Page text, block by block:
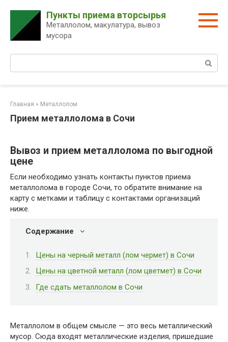
контенту
Пункты приема вторсырья
Металлолом, макулатура, вывоз
мусора
Главная » Металлолом
Прием металлолома в Сочи
Вывоз и прием металлолома по выгодной
цене
Если необходимо узнать контакты пунктов приема
металлолома в городе Сочи, то обратите внимание на
карту с метками и таблицу с контактами организаций
ниже.
Содержание
Цены на черный металл (лом чермет) в Сочи
Цены на цветной металл (лом цветмет) в Сочи
Где сдать металлолом в Сочи
Металлолом в общем смысле — это весь металлический
мусор. Сюда входят металлические изделия, пришедшие